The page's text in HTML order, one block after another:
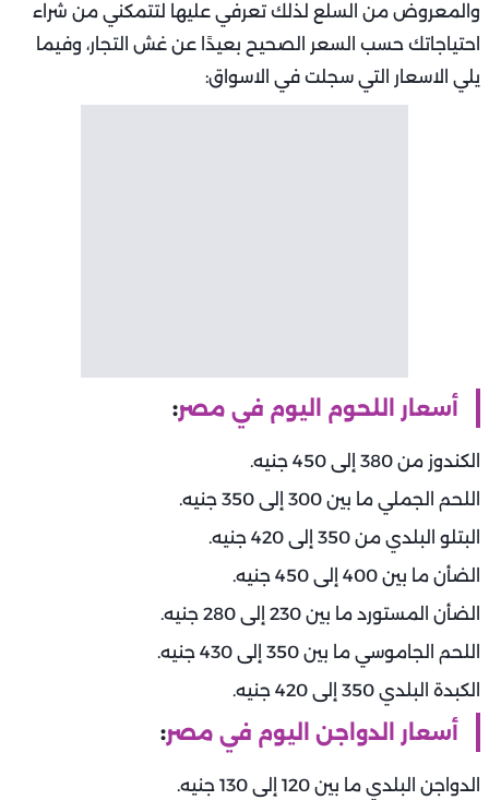
والمعروض من السلع لذلك تعرفي عليها لتتمكني من شراء
احتياجاتك حسب السعر الصحيح بعيدًا عن غش التجار، وفيما
يلي الاسعار التي سجلت في الاسواق:
أسعار اللحوم اليوم في مصر:
الكندوز من 380 إلى 450 جنيه.
اللحم الجملي ما بين 300 إلى 350 جنيه.
البتلو البلدي من 350 إلى 420 جنيه.
الضأن ما بين 400 إلى 450 جنيه.
الضأن المستورد ما بين 230 إلى 280 جنيه.
اللحم الجاموسي ما بين 350 إلى 430 جنيه.
الكبدة البلدي 350 إلى 420 جنيه.
أسعار الدواجن اليوم في مصر:
الدواجن البلدي ما بين 120 إلى 130 جنيه.